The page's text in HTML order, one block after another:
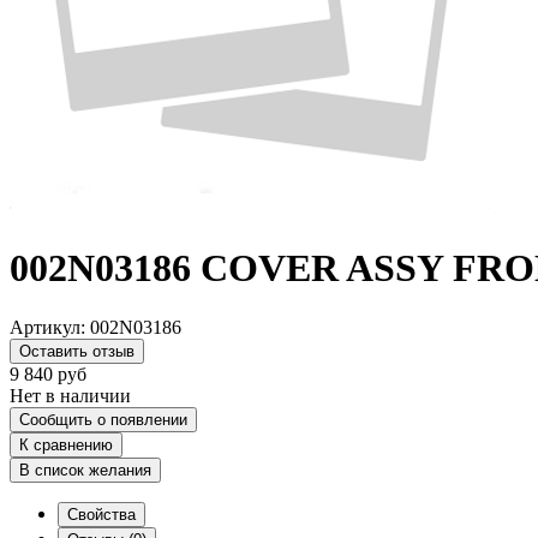
002N03186 COVER ASSY
Артикул: 002N03186
Оставить отзыв
9 840 руб
Нет в наличии
Сообщить о появлении
К сравнению
В список желания
Свойства